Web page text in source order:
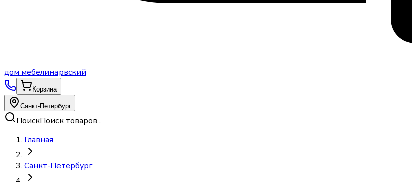
доммебелинарвский
Корзина
Санкт-Петербург
ПоискПоиск товаров...
Главная
Санкт-Петербург